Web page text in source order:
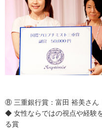
⑧ 三重銀行賞：富田 裕美さ
◆ 女性ならではの視点や経験
る賞